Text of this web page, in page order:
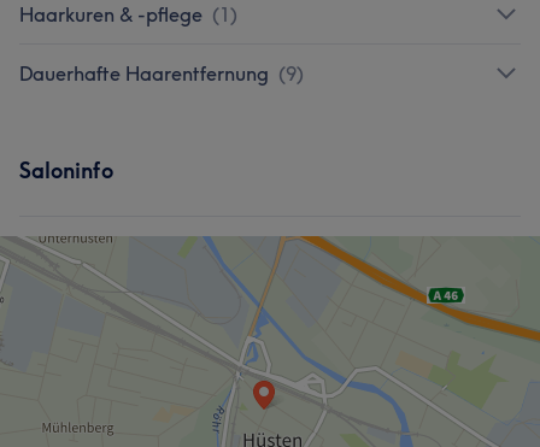
Haarkuren & -pflege (1)
Dauerhafte Haarentfernung (9)
Saloninfo